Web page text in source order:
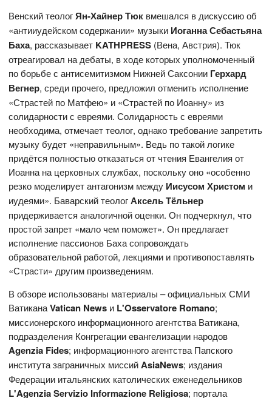
Венский теологЯн-Хайнер Тюк вмешался в дискуссию об
«антииудейском содержании» музыки Иоганна Себастьяна
Баха, рассказывает KATHPRESS (Вена, Австрия). Тюк
отреагировал на дебаты, в ходе которых уполномоченный
по борьбе с антисемитизмом Нижней Саксонии Герхард
Вегнер, среди прочего, предложил отменить исполнение
«Страстей по Матфею» и «Страстей по Иоанну» из
солидарности с евреями. Солидарность с евреями
необходима, отмечает теолог, однако требование запретить
музыку будет «неправильным». Ведь по такой логике
придётся полностью отказаться от чтения Евангелия от
Иоанна на церковных службах, поскольку оно «особенно
резко моделирует антагонизм между Иисусом Христом и
иудеями». Баварский теологАксель Тёльнер
придерживается аналогичной оценки. Он подчеркнул, что
простой запрет «мало чем поможет». Он предлагает
исполнение пассионов Баха сопровождать
образовательной работой, лекциями и противопоставлять
«Страсти» другим произведениям.
В обзоре использованы материалы – официальных СМИ
ВатиканаVatican News и L'Osservatore Romano;
миссионерского информационного агентства Ватикана,
подразделения Конгрегации евангелизации народов
Agenzia Fides; информационного агентства Папского
института заграничных миссийAsiaNews; издания
Федерации итальянских католических еженедельников
L'Agenzia Servizio Informazione Religiosa; портала